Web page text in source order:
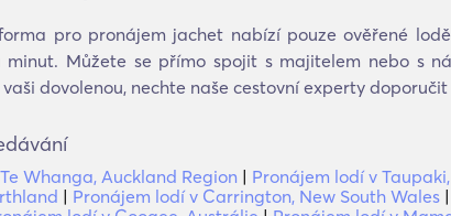
pro pronájem jachet nabízí pouze ověřené
minut. Můžete se přímo spojit s majitelem nebo s
dovolenou, nechte naše cestovní experty
Whanga, Auckland Region | Pronájem lodí v
| Pronájem lodí v Carrington, New South Wales |